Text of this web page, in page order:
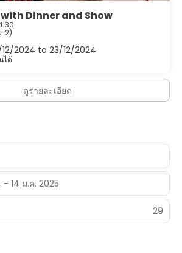
Dinner and Show
2)
2024 to 23/12/2024
ได้
ดูรายละเอียด
- 14 ม.ค. 2025
29